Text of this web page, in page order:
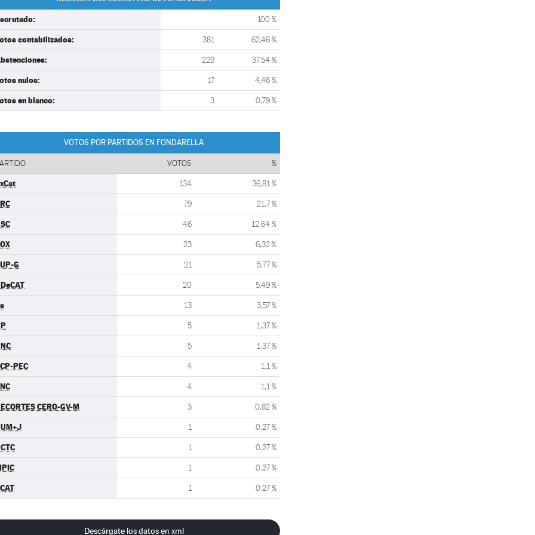
100 %
contabilizados: 381 62,46 %
229 37,54 %
nulos: 17 4,46 %
en blanco: 3 0,79 %
VOTOS POR PARTIDOS EN FONDARELLA
VOTOS %
134 36,81 %
79 21,7 %
46 12,64 %
23 6,32 %
G 21 5,77 %
20 5,49 %
13 3,57 %
5 1,37 %
5 1,37 %
PEC 4 1,1 %
4 1,1 %
CERO-GV-M 3 0,82 %
1 0,27 %
1 0,27 %
1 0,27 %
1 0,27 %
Descárgate los datos en xml